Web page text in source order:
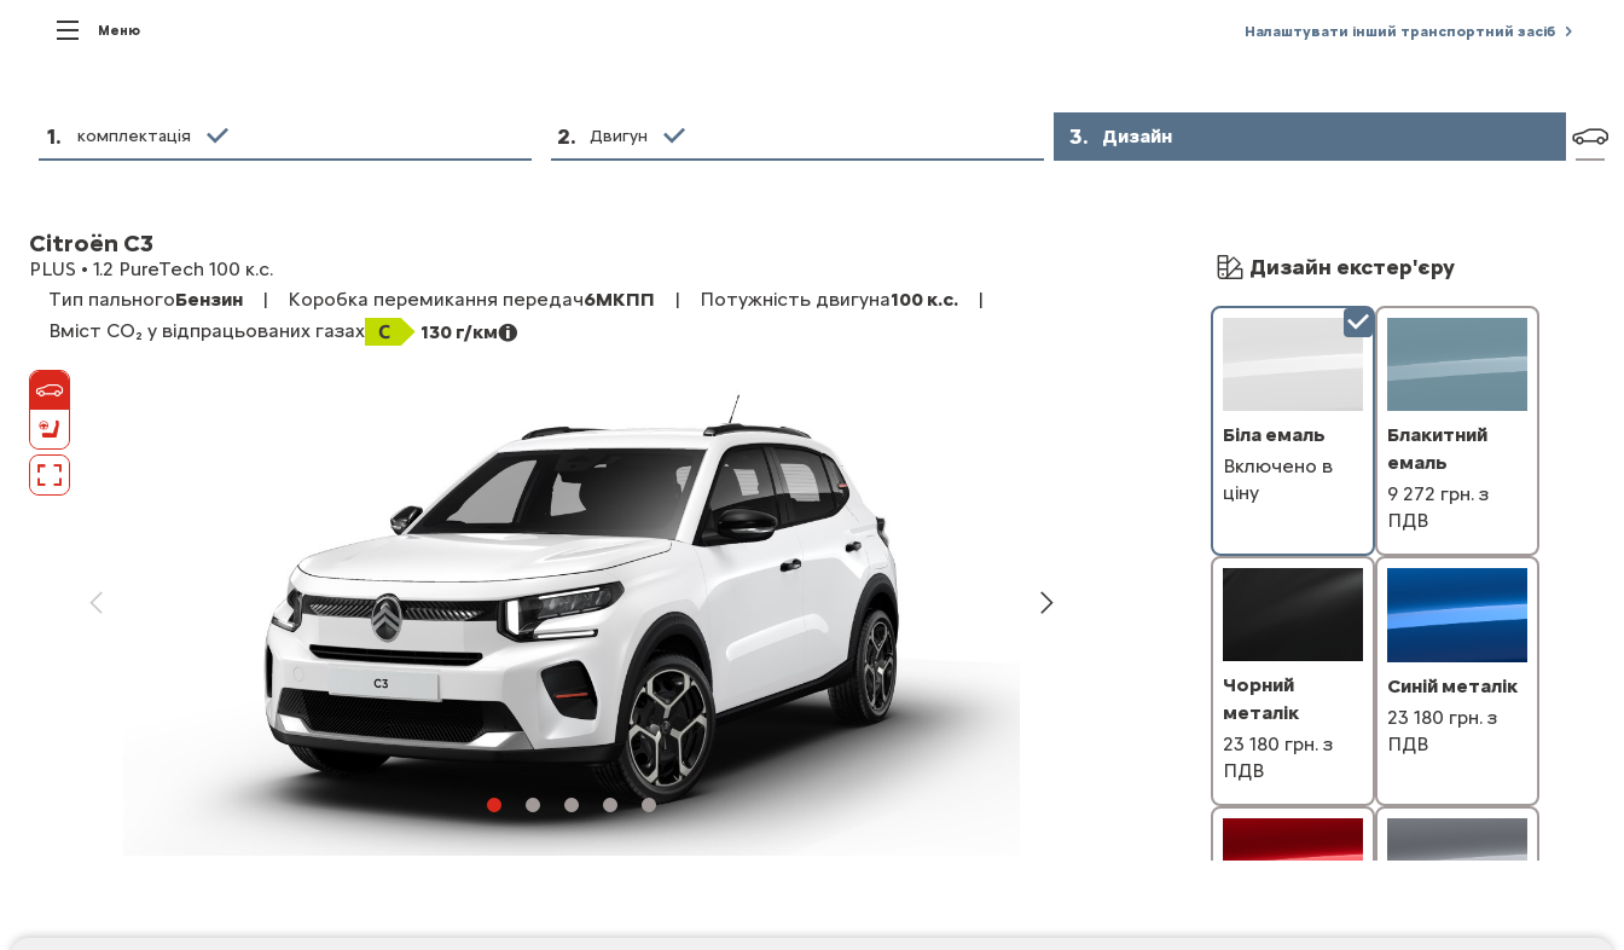
Меню Налаштувати інший транспортний засіб
1. комплектація 2. Двигун 3. Дизайн
Citroën C3
PLUS • 1.2 PureTech 100 к.с.
Тип пальногоБензин | Коробка перемикання передач6МКПП | Потужність двигуна100 к.с.
|
Вміст CO₂ у відпрацьованих газах
130 г/км
Дизайн екстер'єру
Біла емаль
Включено в
ціну
Блакитний
емаль
9 272 грн. з
ПДВ
Чорний
металік
23 180 грн. з
ПДВ
Синій металік
23 180 грн. з
ПДВ
Червоний
Сірий металік